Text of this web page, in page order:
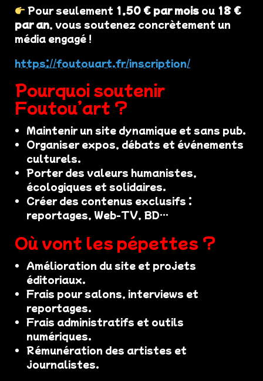
Pour seulement 1,50 € par mois ou 18 €
par an, vous soutenez concrètement un
média engagé !
https://foutouart.fr/inscription/
Pourquoi soutenir
Foutou’art ?
Maintenir un site dynamique et sans pub.
Organiser expos, débats et événements
culturels.
Porter des valeurs humanistes,
écologiques et solidaires.
Créer des contenus exclusifs :
reportages, Web-TV, BD…
Où vont les pépettes ?
Amélioration du site et projets
éditoriaux.
Frais pour salons, interviews et
reportages.
Frais administratifs et outils
numériques.
Rémunération des artistes et
journalistes.